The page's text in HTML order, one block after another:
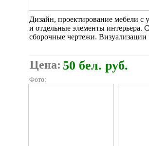
Дизайн, проектирование мебели
и отдельные элементы интерьера.
сборочные чертежи. Визуализации
Цена: 50 бел. руб.
Фото: